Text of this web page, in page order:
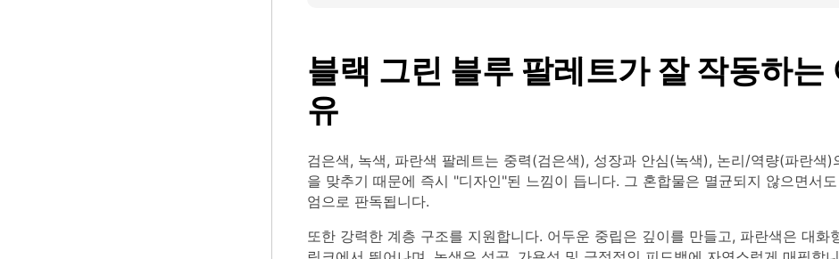
블랙 그린 블루 팔레트가 잘 작동하는
유
검은색, 녹색, 파란색 팔레트는 중력(검은색), 성장과 안심(녹색), 논리/역량(파란색)
을 맞추기 때문에 즉시 "디자인"된 느낌이 듭니다. 그 혼합물은 멸균되지 않으면서
엄으로 판독됩니다.
또한 강력한 계층 구조를 지원합니다. 어두운 중립은 깊이를 만들고, 파란색은 대화